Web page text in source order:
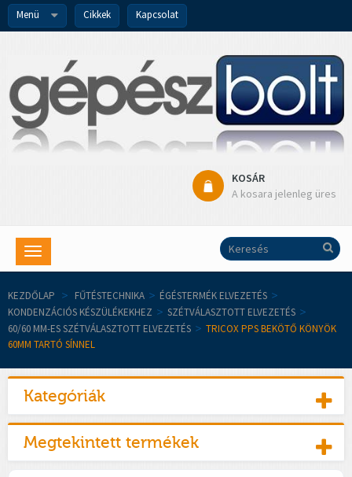
Menü Cikkek Kapcsolat
KOSÁR
A kosara jelenleg üres
Toggle
navigation
KEZDŐLAP > FŰTÉSTECHNIKA > ÉGÉSTERMÉK ELVEZETÉS >
KONDENZÁCIÓS KÉSZÜLÉKEKHEZ > SZÉTVÁLASZTOTT ELVEZETÉS >
60/60 MM-ES SZÉTVÁLASZTOTT ELVEZETÉS > TRICOX PPS BEKÖTŐ KÖNYÖK
60MM TARTÓ SÍNNEL
Kategóriák
Megtekintett termékek